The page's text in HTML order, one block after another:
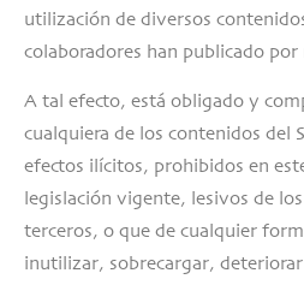
utilización de diversos
colaboradores han publicado
A tal efecto, está obligado y
cualquiera de los contenidos del
efectos ilícitos, prohibidos en
legislación vigente, lesivos de
terceros, o que de cualquier
inutilizar, sobrecargar,